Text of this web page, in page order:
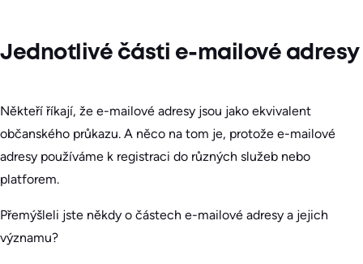
Jednotlivé části e-mailové adresy
Někteří říkají, že e-mailové adresy jsou jako ekvivalent
občanského průkazu. A něco na tom je, protože e-mailové
adresy používáme k registraci do různých služeb nebo
platforem.
Přemýšleli jste někdy o částech e-mailové adresy a jejich
významu?